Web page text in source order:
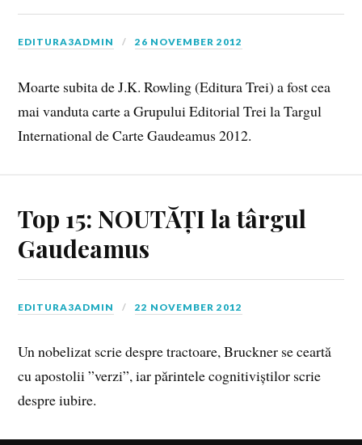
EDITURA3ADMIN 26 NOVEMBER 2012
Moarte subita de J.K. Rowling (Editura Trei) a fost cea
mai vanduta carte a Grupului Editorial Trei la Targul
International de Carte Gaudeamus 2012.
Top 15: NOUTĂȚI la târgul
Gaudeamus
EDITURA3ADMIN 22 NOVEMBER 2012
Un nobelizat scrie despre tractoare, Bruckner se ceartă
cu apostolii ”verzi”, iar părintele cognitiviștilor scrie
despre iubire.